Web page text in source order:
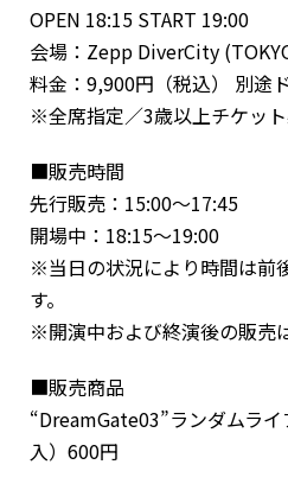
OPEN 18:15 START 19:00
会場：Zepp DiverCity
料金：9,900円（税込） 別途
※全席指定／3歳以上チケッ
■販売時間
先行販売：15:00～17:45
開場中：18:15～19:00
※当日の状況により時間は前
す。
※開演中および終演後の販売
■販売商品
“DreamGate03”ランダムラ
入）600円